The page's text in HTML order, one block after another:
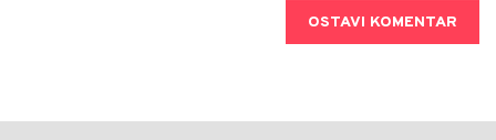
OSTAVI KOMENTAR